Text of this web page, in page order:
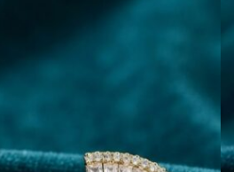
BEAUTY
BISUTERIA